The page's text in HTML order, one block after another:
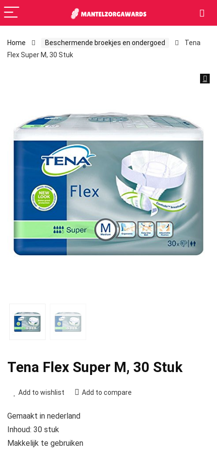
Home Beschermende broekjes en ondergoed
Tena
Flex Super M, 30 Stuk
Tena Flex Super M, 30 Stuk
Add to wishlist Add to compare
Gemaakt in nederland
Inhoud: 30 stuk
Makkelijk te gebruiken